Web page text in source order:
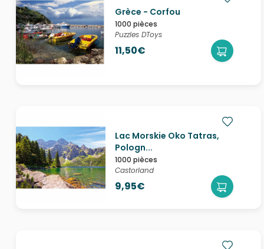
Grèce - Corfou
1000 pièces
Puzzles DToys
11,50€
Lac Morskie Oko Tatras,
Pologn...
1000 pièces
Castorland
9,95€